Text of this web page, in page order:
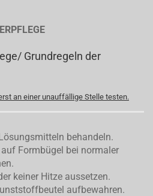
Grundregeln der
an einer unauffällige Stelle testen.
behandeln.
Formbügel bei normaler
keiner Hitze aussetzen.
aufbewahren.